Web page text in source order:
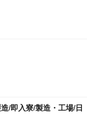
/即入寮/製造・工場/日